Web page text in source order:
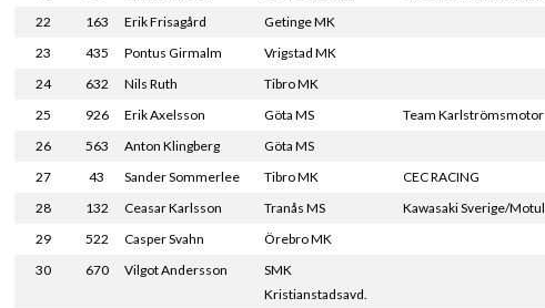
22
163 Erik Frisagård Getinge MK
23
435 Pontus Girmalm Vrigstad MK
24
632 Nils Ruth Tibro MK
25
926 Erik Axelsson Göta MS Team Karlströmsmotor
26
563 Anton Klingberg Göta MS
27
43 Sander Sommerlee Tibro MK CEC RACING
28
132 Ceasar Karlsson Tranås MS Kawasaki Sverige/Motul
29
522 Casper Svahn Örebro MK
30
670 Vilgot Andersson
SMK
Kristianstadsavd.